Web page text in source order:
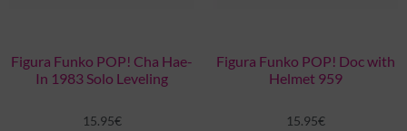
Figura Funko POP! Cha Hae-
In 1983 Solo Leveling
15.95€
Figura Funko POP! Doc with
Helmet 959
15.95€